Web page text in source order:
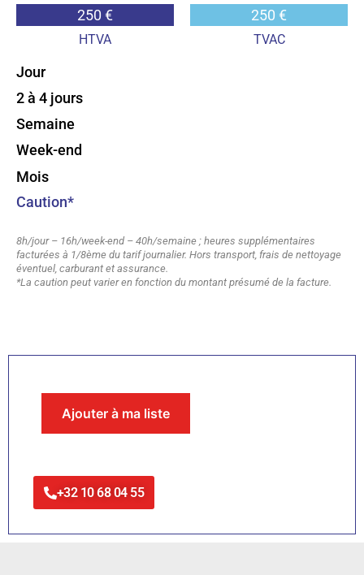
250 €
HTVA
250 €
TVAC
Jour
2 à 4 jours
Semaine
Week-end
Mois
Caution*
8h/jour – 16h/week-end – 40h/semaine ; heures supplémentaires
facturées à 1/8ème du tarif journalier. Hors transport, frais de nettoyage
éventuel, carburant et assurance.
*La caution peut varier en fonction du montant présumé de la facture.
Ajouter à ma liste
+32 10 68 04 55